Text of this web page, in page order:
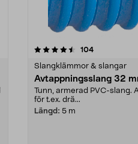
104recensioner
Slangklämmor & slangar
Avtappningsslang 32
Tunn, armerad PVC-slang.
för t.ex. drä...
Längd: 5 m
4.5av 5 stjärnor